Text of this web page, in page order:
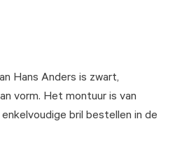
Hans Anders is zwart,
vorm. Het montuur is van
bril bestellen in de